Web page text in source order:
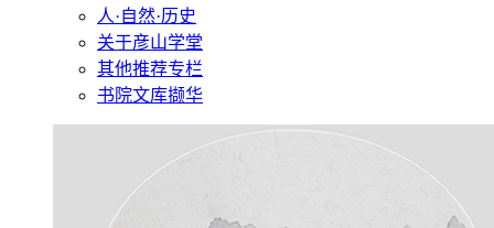
人·自然·历史
关于彦山学堂
其他推荐专栏
书院文库撷华